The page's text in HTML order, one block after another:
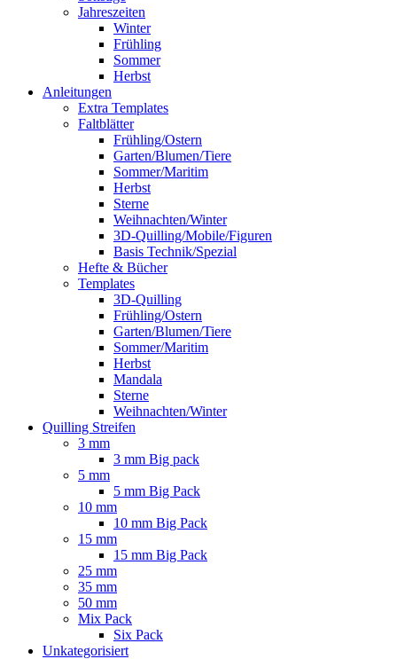
Jahreszeiten
Winter
Frühling
Sommer
Herbst
Anleitungen
Extra Templates
Faltblätter
Frühling/Ostern
Garten/Blumen/Tiere
Sommer/Maritim
Herbst
Sterne
Weihnachten/Winter
3D-Quilling/Mobile/Figuren
Basis Technik/Spezial
Hefte & Bücher
Templates
3D-Quilling
Frühling/Ostern
Garten/Blumen/Tiere
Sommer/Maritim
Herbst
Mandala
Sterne
Weihnachten/Winter
Quilling Streifen
3 mm
3 mm Big pack
5 mm
5 mm Big Pack
10 mm
10 mm Big Pack
15 mm
15 mm Big Pack
25 mm
35 mm
50 mm
Mix Pack
Six Pack
Unkategorisiert